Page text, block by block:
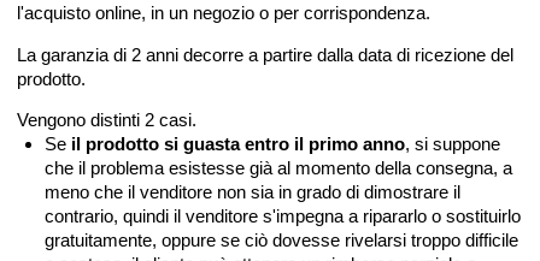
l'acquisto online, in un negozio o per corrispondenza.
La garanzia di 2 anni decorre a partire dalla data di ricezione del
prodotto.
Vengono distinti 2 casi.
Se il prodotto si guasta entro il primo anno, si suppone
che il problema esistesse già al momento della consegna, a
meno che il venditore non sia in grado di dimostrare il
contrario, quindi il venditore s'impegna a ripararlo o sostituirlo
gratuitamente, oppure se ciò dovesse rivelarsi troppo difficile